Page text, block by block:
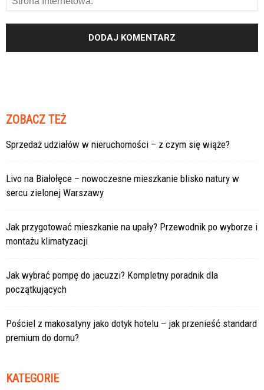
ZOBACZ TEŻ
Sprzedaż udziałów w nieruchomości – z czym się wiąże?
Livo na Białołęce – nowoczesne mieszkanie blisko natury w
sercu zielonej Warszawy
Jak przygotować mieszkanie na upały? Przewodnik po wyborze i
montażu klimatyzacji
Jak wybrać pompę do jacuzzi? Kompletny poradnik dla
początkujących
Pościel z makosatyny jako dotyk hotelu – jak przenieść standard
premium do domu?
KATEGORIE